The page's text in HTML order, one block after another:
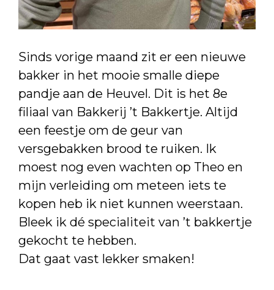
Sinds vorige maand zit er een nieuwe
bakker in het mooie smalle diepe
pandje aan de Heuvel. Dit is het 8e
filiaal van Bakkerij ’t Bakkertje. Altijd
een feestje om de geur van
versgebakken brood te ruiken. Ik
moest nog even wachten op Theo en
mijn verleiding om meteen iets te
kopen heb ik niet kunnen weerstaan.
Bleek ik dé specialiteit van ’t bakkertje
gekocht te hebben.
Dat gaat vast lekker smaken!